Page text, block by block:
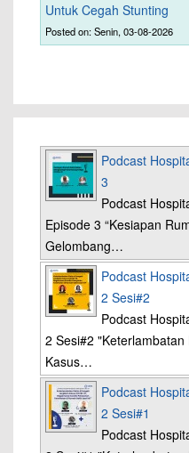
Untuk Cegah Stunting
Posted on: Senin, 03-08-2026
Podcast
3
Podcast
Episode 3 “Kesiapan
Gelombang…
Podcast
2 Sesi#2
Podcast
2 Sesi#2
Kasus…
Podcast
2 Sesi#1
Podcast